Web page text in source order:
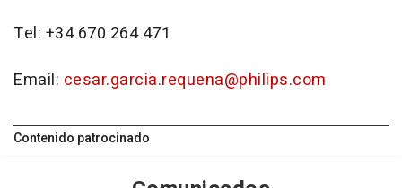
Tel: +34 670 264 471
Email: cesar.garcia.requena@philips.com
Contenido patrocinado